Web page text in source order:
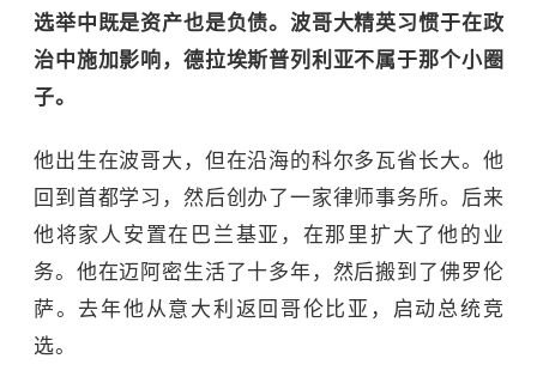
选举中既是资产也是负债。波哥大精英习惯于在政
治中施加影响，德拉埃斯普列利亚不属于那个小圈
子。
他出生在波哥大，但在沿海的科尔多瓦省长大。他
回到首都学习，然后创办了一家律师事务所。后来
他将家人安置在巴兰基亚，在那里扩大了他的业
务。他在迈阿密生活了十多年，然后搬到了佛罗伦
萨。去年他从意大利返回哥伦比亚，启动总统竞
选。